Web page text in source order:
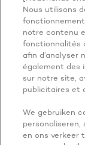
Nous utilisons
notre contenu
fonctionnalités
afin d’analyser
également des
sur notre site,
publicitaires et
We gebruiken
en ons verkeer